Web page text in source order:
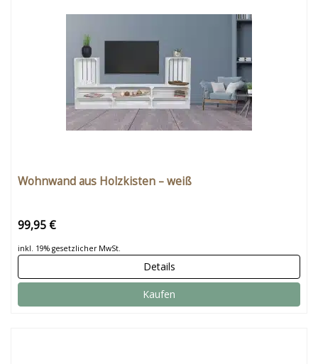
Wohnwand aus Holzkisten – weiß
99,95 €
inkl. 19% gesetzlicher MwSt.
Details
Kaufen